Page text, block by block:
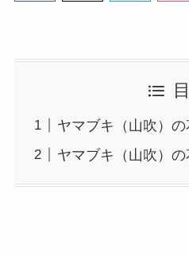
ヤマブキ（山吹）
ヤマブキ（山吹）